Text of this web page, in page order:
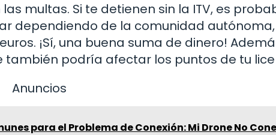
multas. Si te detienen sin la ITV, es
dependiendo de la comunidad
¡Sí, una buena suma de dinero!
también podría afectar los puntos de tu
Anuncios
para el Problema de Conexión: Mi Drone No